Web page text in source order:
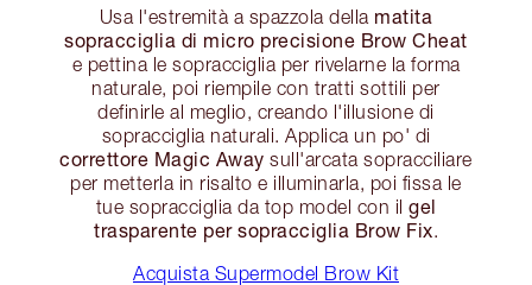
Usa l'estremità a spazzola della matita
sopracciglia di micro precisione Brow Cheat
e pettina le sopracciglia per rivelarne la forma
naturale, poi riempile con tratti sottili per
definirle al meglio, creando l'illusione di
sopracciglia naturali. Applica un po' di
correttore Magic Away sull'arcata sopracciliare
per metterla in risalto e illuminarla, poi fissa le
tue sopracciglia da top model con il gel
trasparente per sopracciglia Brow Fix.
Acquista Supermodel Brow Kit